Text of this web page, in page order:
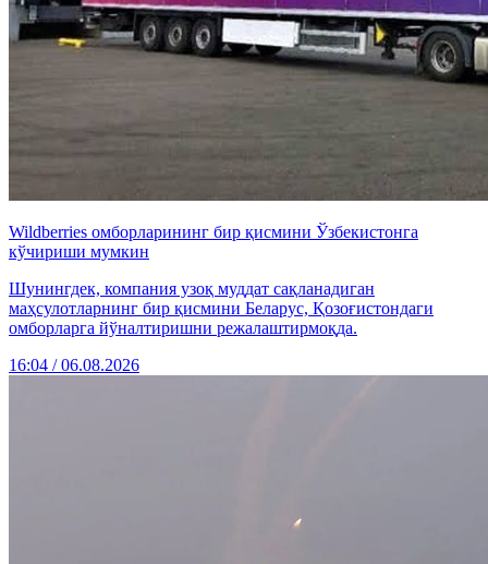
Wildberries омборларининг бир қисмини Ўзбекистонга
кўчириши мумкин
Шунингдек, компания узоқ муддат сақланадиган
маҳсулотларнинг бир қисмини Беларус, Қозоғистондаги
омборларга йўналтиришни режалаштирмоқда.
16:04 / 06.08.2026